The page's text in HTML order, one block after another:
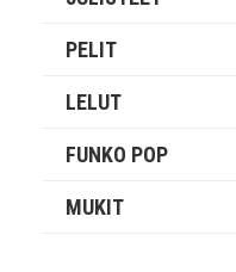
PELIT
LELUT
FUNKO POP
MUKIT